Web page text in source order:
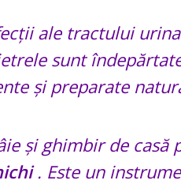
ale tractului
sunt
și preparate
și ghimbir de casă
. Este un